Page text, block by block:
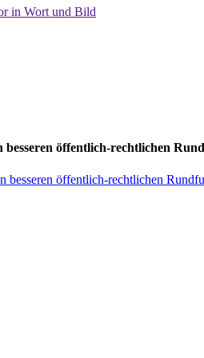
in Wort und Bild
besseren öffentlich-rechtlichen